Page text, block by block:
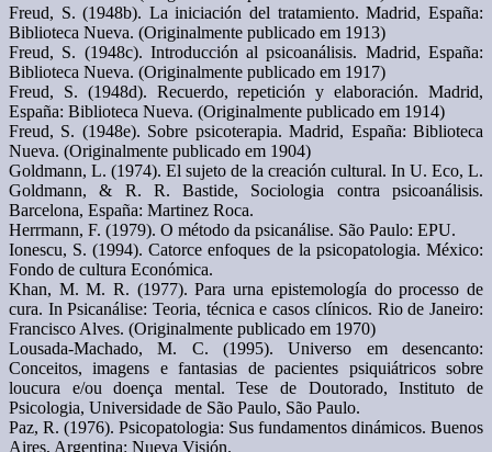
Freud, S. (1948b). La iniciación del tratamiento. Madrid, España:
Biblioteca Nueva. (Originalmente publicado em 1913)
Freud, S. (1948c). Introducción al psicoanálisis. Madrid, España:
Biblioteca Nueva. (Originalmente publicado em 1917)
Freud, S. (1948d). Recuerdo, repetición y elaboración. Madrid,
España: Biblioteca Nueva. (Originalmente publicado em 1914)
Freud, S. (1948e). Sobre psicoterapia. Madrid, España: Biblioteca
Nueva. (Originalmente publicado em 1904)
Goldmann, L. (1974). El sujeto de la creación cultural. In U. Eco, L.
Goldmann, & R. R. Bastide, Sociologia contra psicoanálisis.
Barcelona, España: Martinez Roca.
Herrmann, F. (1979). O método da psicanálise. São Paulo: EPU.
Ionescu, S. (1994). Catorce enfoques de la psicopatologia. México:
Fondo de cultura Económica.
Khan, M. M. R. (1977). Para urna epistemología do processo de
cura. In Psicanálise: Teoria, técnica e casos clínicos. Rio de Janeiro:
Francisco Alves. (Originalmente publicado em 1970)
Lousada-Machado, M. C. (1995). Universo em desencanto:
Conceitos, imagens e fantasias de pacientes psiquiátricos sobre
loucura e/ou doença mental. Tese de Doutorado, Instituto de
Psicologia, Universidade de São Paulo, São Paulo.
Paz, R. (1976). Psicopatologia: Sus fundamentos dinámicos. Buenos
Aires, Argentina: Nueva Visión.